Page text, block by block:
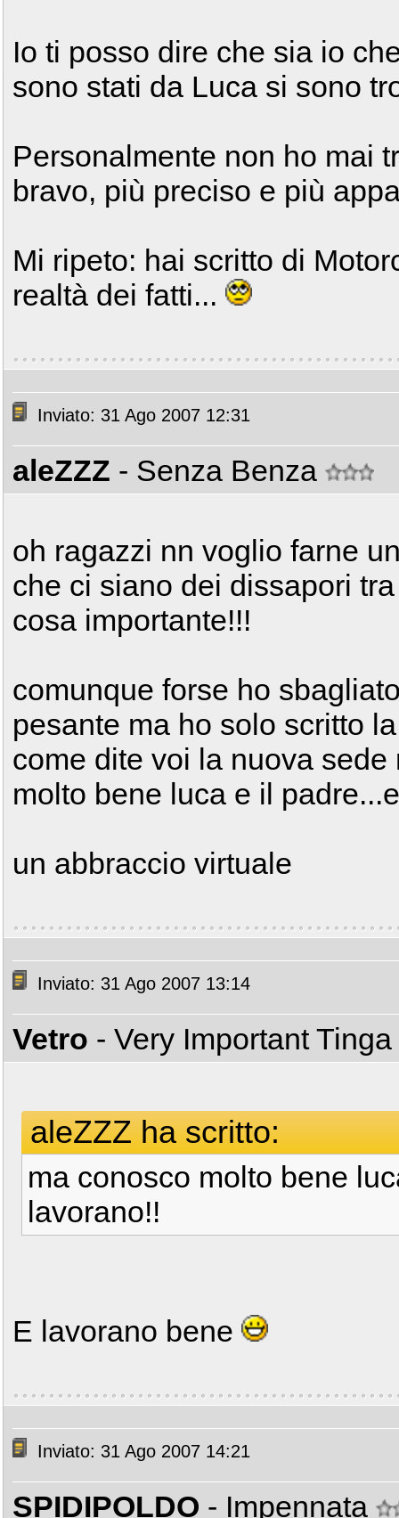
Io ti posso dire che sia io
sono stati da Luca si sono
Personalmente non ho mai
bravo, più preciso e più
Mi ripeto: hai scritto di
realtà dei fatti...
Inviato: 31 Ago 2007 12:31
aleZZZ - Senza Benza
oh ragazzi nn voglio farne
che ci siano dei dissapori
cosa importante!!!
comunque forse ho
pesante ma ho solo scritto
come dite voi la nuova
molto bene luca e il
un abbraccio virtuale
Inviato: 31 Ago 2007 13:14
Vetro - Very Important Tinga
aleZZZ ha scritto:
ma conosco molto bene
lavorano!!
E lavorano bene
Inviato: 31 Ago 2007 14:21
SPIDIPOLDO - Impennata